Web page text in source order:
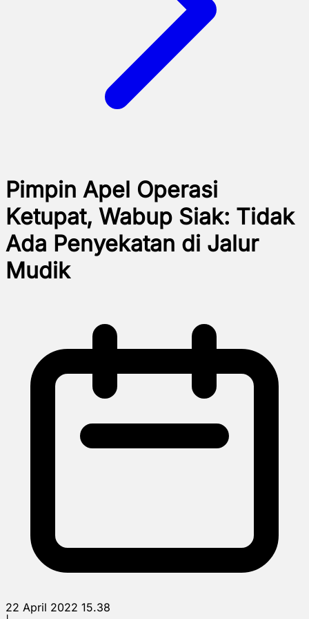
Pimpin Apel Operasi
Ketupat, Wabup Siak: Tidak
Ada Penyekatan di Jalur
Mudik
22 April 2022 15.38